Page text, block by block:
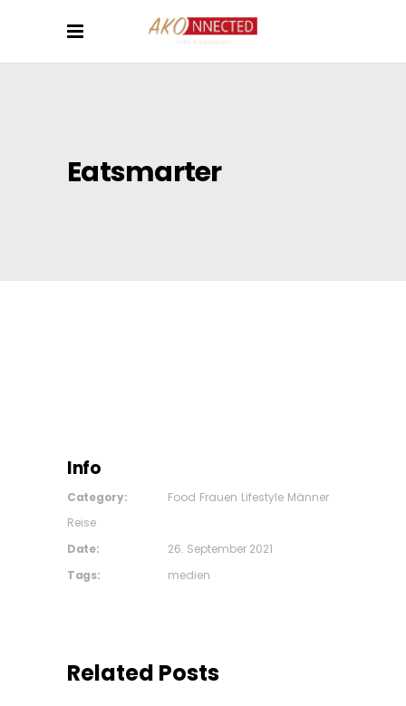
Eatsmarter
Info
Category: Food Frauen Lifestyle Männer
Reise
Date:
26. September 2021
Tags:
medien
Related Posts